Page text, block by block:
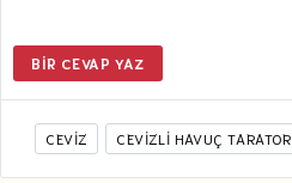
BIR CEVAP YAZ
CEVIZ CEVIZLI HAVUÇ TARATOR